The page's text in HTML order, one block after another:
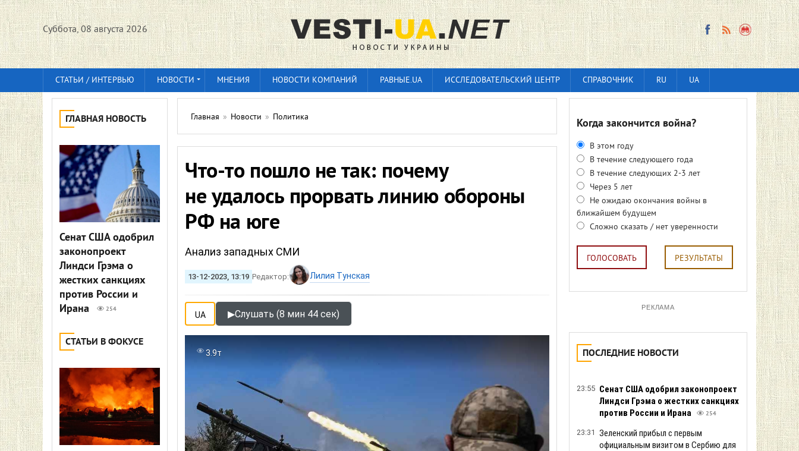
Суббота, 08 августа 2026
СТАТЬИ / ИНТЕРВЬЮ НОВОСТИ МНЕНИЯ НОВОСТИ КОМПАНИЙ РАВНЫЕ.UA ИССЛЕДОВАТЕЛЬСКИЙ ЦЕНТР СПРАВОЧНИК RU UA
ГЛАВНАЯ НОВОСТЬ
Сенат США одобрил
законопроект
Линдси Грэма о
жестких санкциях
против России и
Ирана
254
СТАТЬИ В ФОКУСЕ
Главная » Новости » Политика
Что-то пошло не так: почему
не удалось прорвать линию обороны
РФ на юге
Анализ западных СМИ
13-12-2023, 13:19 Редактор: Лилия Тунская
UA ▶Слушать (8 мин 44 сек)
3.9т
Когда закончится война?
В этом году
В течение следующего года
В течение следующих 2-3 лет
Через 5 лет
Не ожидаю окончания войны в
ближайшем будущем
Сложно сказать / нет уверенности
ГОЛОСОВАТЬ РЕЗУЛЬТАТЫ
РЕКЛАМА
ПОСЛЕДНИЕ НОВОСТИ
23:55 Сенат США одобрил законопроект
Линдси Грэма о жестких санкциях
против России и Ирана
254
23:31 Зеленский прибыл с первым
официальным визитом в Сербию для